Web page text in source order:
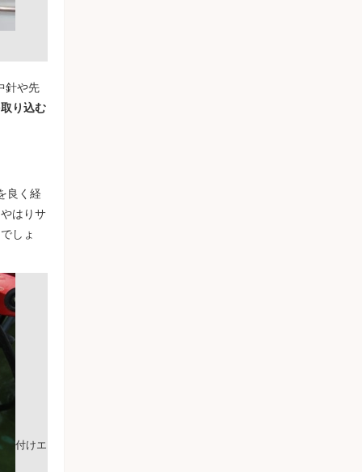
針や先
り込む
良く経
はりサ
しょ
付けエ